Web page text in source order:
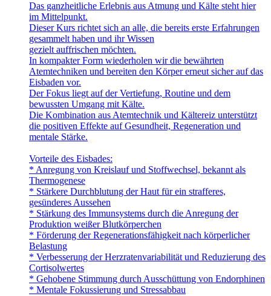
Das ganzheitliche Erlebnis aus Atmung und Kälte steht hier
im Mittelpunkt.
Dieser Kurs richtet sich an alle, die bereits erste Erfahrungen
gesammelt haben und ihr Wissen
gezielt auffrischen möchten.
In kompakter Form wiederholen wir die bewährten
Atemtechniken und bereiten den Körper erneut sicher auf das
Eisbaden vor.
Der Fokus liegt auf der Vertiefung, Routine und dem
bewussten Umgang mit Kälte.
Die Kombination aus Atemtechnik und Kältereiz unterstützt
die positiven Effekte auf Gesundheit, Regeneration und
mentale Stärke.
Vorteile des Eisbades:
* Anregung von Kreislauf und Stoffwechsel, bekannt als
Thermogenese
* Stärkere Durchblutung der Haut für ein strafferes,
gesünderes Aussehen
* Stärkung des Immunsystems durch die Anregung der
Produktion weißer Blutkörperchen
* Förderung der Regenerationsfähigkeit nach körperlicher
Belastung
* Verbesserung der Herzratenvariabilität und Reduzierung des
Cortisolwertes
* Gehobene Stimmung durch Ausschüttung von Endorphinen
* Mentale Fokussierung und Stressabbau